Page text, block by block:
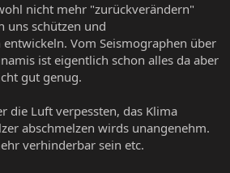
nicht mehr "zurückverändern"
uns schützen und
Vom Seismographen über
ist eigentlich schon alles da aber
gut genug.
die Luft verpessten, das Klima
abschmelzen wirds unangenehm.
verhinderbar sein etc.